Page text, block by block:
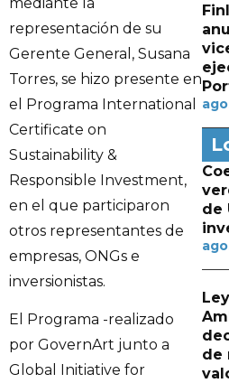
representación de su
Gerente General, Susana
Torres, se hizo presente en
el Programa International
Certificate on
Sustainability &
Responsible Investment,
en el que participaron
otros representantes de
empresas, ONGs e
inversionistas.
El Programa -realizado
por GovernArt junto a
Global Initiative for
de
de